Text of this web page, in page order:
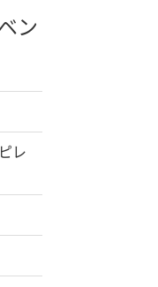
ン
レ